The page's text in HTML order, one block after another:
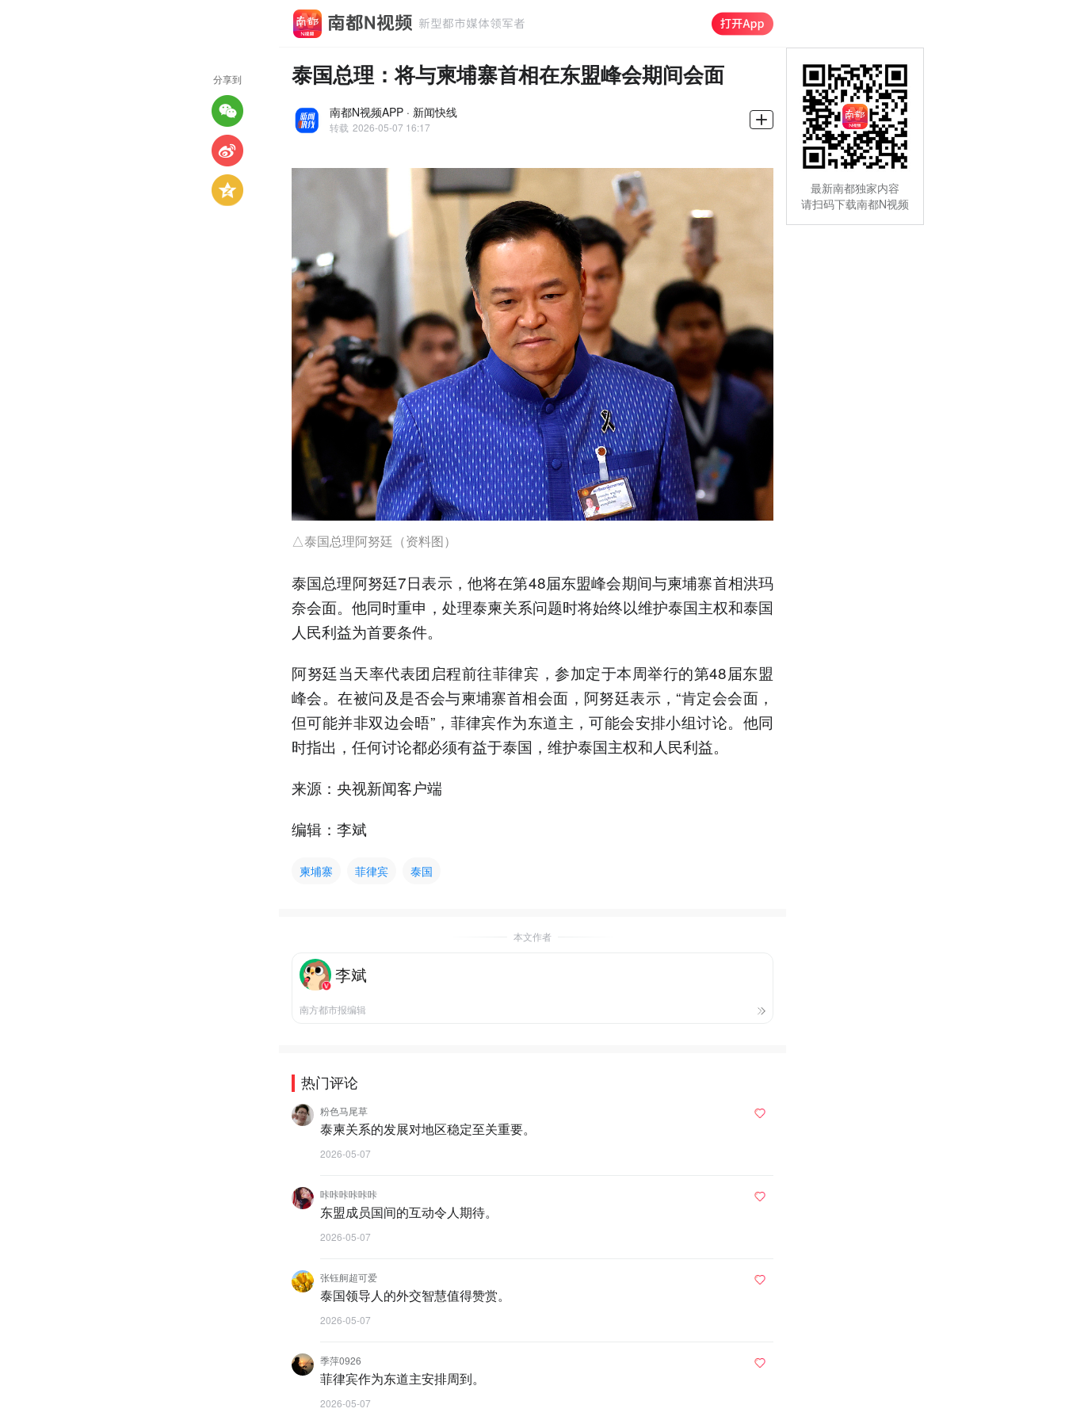
泰国总理：将与柬埔寨首相在东盟峰会期间会面
南都N视频APP · 新闻快线
转载 2026-05-07 16:17
△泰国总理阿努廷（资料图）
泰国总理阿努廷7日表示，他将在第48届东盟峰会期间与柬埔寨首相洪玛
奈会面。他同时重申，处理泰柬关系问题时将始终以维护泰国主权和泰国
人民利益为首要条件。
阿努廷当天率代表团启程前往菲律宾，参加定于本周举行的第48届东盟
峰会。在被问及是否会与柬埔寨首相会面，阿努廷表示，“肯定会会面，
但可能并非双边会晤”，菲律宾作为东道主，可能会安排小组讨论。他同
时指出，任何讨论都必须有益于泰国，维护泰国主权和人民利益。
来源：央视新闻客户端
编辑：李斌
柬埔寨 菲律宾 泰国
本文作者
李斌
南方都市报编辑
热门评论
粉色马尾草
泰柬关系的发展对地区稳定至关重要。
2026-05-07
咔咔咔咔咔咔
东盟成员国间的互动令人期待。
2026-05-07
张钰舸超可爱
泰国领导人的外交智慧值得赞赏。
2026-05-07
季萍0926
菲律宾作为东道主安排周到。
2026-05-07
分享到
最新南都独家内容
请扫码下载南都N视频